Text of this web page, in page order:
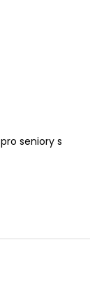
seniory s